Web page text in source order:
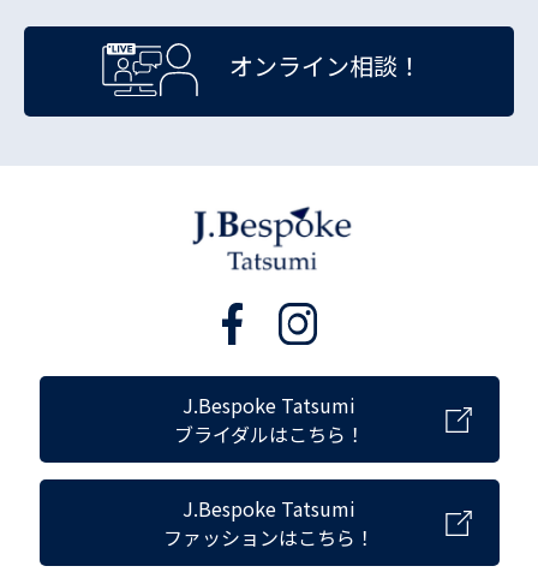
オンライン相談！
J.Bespoke Tatsumi
ブライダルはこちら！
J.Bespoke Tatsumi
ファッションはこちら！